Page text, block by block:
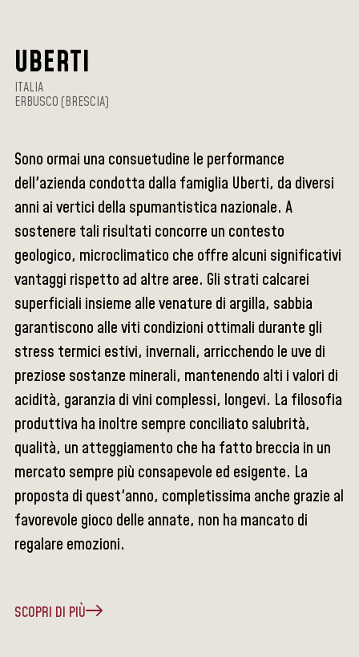
UBERTI
ITALIA
ERBUSCO (BRESCIA)
Sono ormai una consuetudine le performance
dell'azienda condotta dalla famiglia Uberti, da diversi
anni ai vertici della spumantistica nazionale. A
sostenere tali risultati concorre un contesto
geologico, microclimatico che offre alcuni significativi
vantaggi rispetto ad altre aree. Gli strati calcarei
superficiali insieme alle venature di argilla, sabbia
garantiscono alle viti condizioni ottimali durante gli
stress termici estivi, invernali, arricchendo le uve di
preziose sostanze minerali, mantenendo alti i valori di
acidità, garanzia di vini complessi, longevi. La filosofia
produttiva ha inoltre sempre conciliato salubrità,
qualità, un atteggiamento che ha fatto breccia in un
mercato sempre più consapevole ed esigente. La
proposta di quest'anno, completissima anche grazie al
favorevole gioco delle annate, non ha mancato di
regalare emozioni.
SCOPRI DI PIÙ